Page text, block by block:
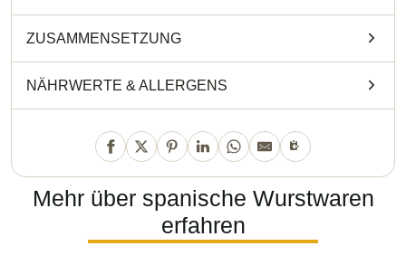
ZUSAMMENSETZUNG
NÄHRWERTE & ALLERGENS
Mehr über spanische Wurstwaren
erfahren